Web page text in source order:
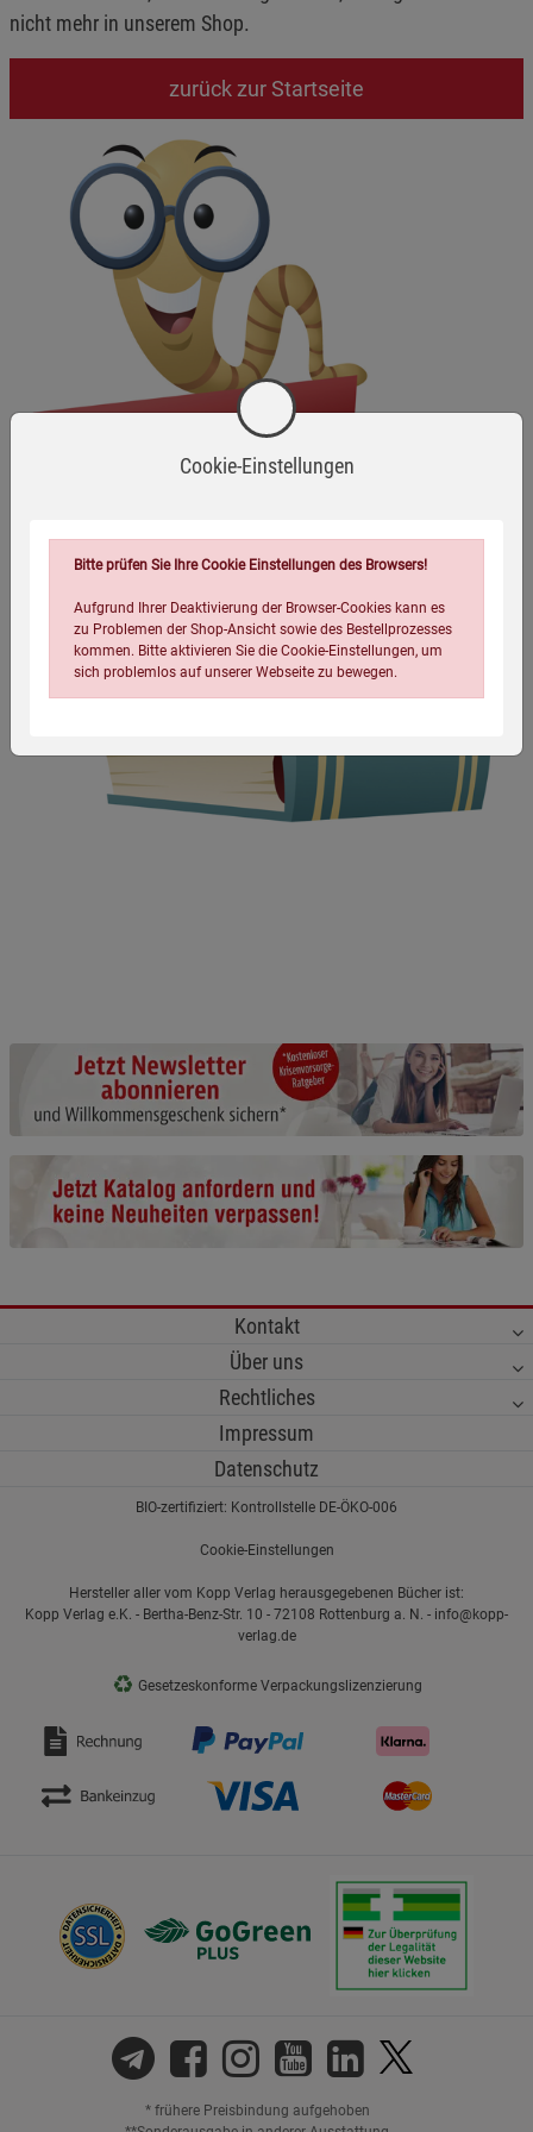
nicht mehr in unserem Shop.
zurück zur Startseite
Kontakt
Über uns
Rechtliches
Impressum
Datenschutz
BIO-zertifiziert: Kontrollstelle DE-ÖKO-006
Cookie-Einstellungen
Hersteller aller vom Kopp Verlag herausgegebenen Bücher ist:
Kopp Verlag e.K. - Bertha-Benz-Str. 10 - 72108 Rottenburg a. N. - info@kopp-
verlag.de
♻ Gesetzeskonforme Verpackungslizenzierung
* frühere Preisbindung aufgehoben
Cookie-Einstellungen
Bitte prüfen Sie Ihre Cookie Einstellungen des Browsers!
Aufgrund Ihrer Deaktivierung der Browser-Cookies kann es
zu Problemen der Shop-Ansicht sowie des Bestellprozesses
kommen. Bitte aktivieren Sie die Cookie-Einstellungen, um
sich problemlos auf unserer Webseite zu bewegen.
Beschreibung Notwendige Cookies
Cookie-Informationenanzeigen
Funktionale Cookies (1) Funktionale
Beschreibung Funktionale Cookies
anzeigen
Statistik Cookies (2) Statistik Cookies
Beschreibung Statistik Cookies
Cookie-Informationen
Marketing Cookies (3)
Datenschutzerklärung Impressum